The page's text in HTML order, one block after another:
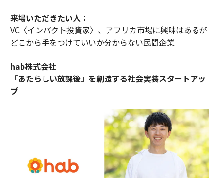
来場いただきたい人：
VC〈インパクト投資家〉、アフリカ市場に興味はあるが
どこから手をつけていいか分からない民間企業
hab株式会社
「あたらしい放課後」を創造する社会実装スタートアッ
プ